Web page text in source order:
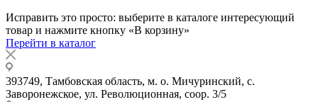
Исправить это просто: выберите в каталоге интересующий
товар и нажмите кнопку «В корзину»
Перейти в каталог
393749, Тамбовская область, м. о. Мичуринский, с.
Заворонежское, ул. Революционная, соор. 3/5